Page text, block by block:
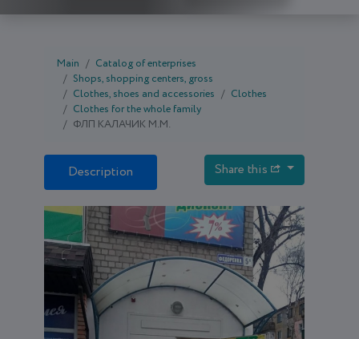
Main
Catalog of enterprises
Shops, shopping centers, gross
Clothes, shoes and accessories
Clothes
Clothes for the whole family
ФЛП КАЛАЧИК М.М.
Description Share this